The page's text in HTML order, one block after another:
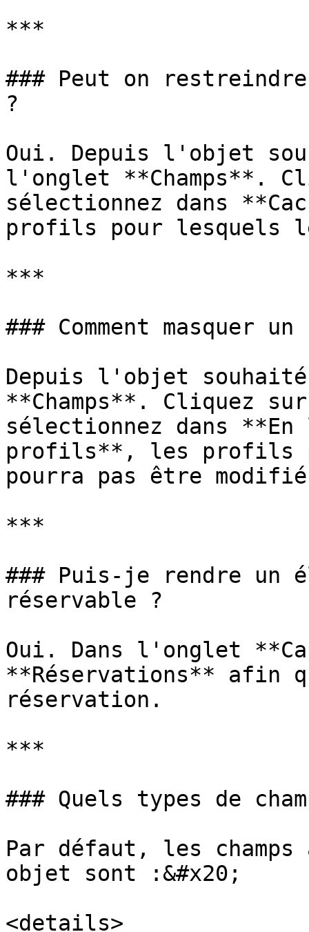
***
### Peut on
?
Oui. Depuis l'objet
l'onglet **Champs**.
sélectionnez dans
profils pour lesquels le
***
### Comment masquer un
Depuis l'objet
**Champs**. Cliquez
sélectionnez dans
profils**, les profils
pourra pas être
***
### Puis-je rendre un
réservable ?
Oui. Dans l'onglet
**Réservations** afin
réservation.
***
### Quels types de
Par défaut, les
objet sont :&#x20;
<details>